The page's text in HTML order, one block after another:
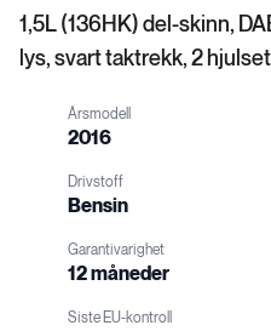
1,5L (136HK) del-skinn,
lys, svart taktrekk, 2
Årsmodell
2016
Drivstoff
Drivstoff
Bensin
Garantivarighet
12 måneder
Siste EU-kontroll